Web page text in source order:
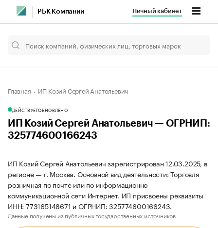
РБК Компании Личный кабинет
Главная ИП Козий Сергей Анатольевич
ДЕЙСТВУЕТОБНОВЛЕНО
ИП Козий Сергей Анатольевич — ОГРНИП:
325774600166243
ИП Козий Сергей Анатольевич зарегистрирован 12.03.2025, в
регионе — г. Москва. Основной вид деятельности: Торговля
розничная по почте или по информационно-
коммуникационной сети Интернет. ИП присвоены реквизиты
ИНН: 773165148671 и ОГРНИП: 325774600166243.
Данные получены из публичных государственных источников.